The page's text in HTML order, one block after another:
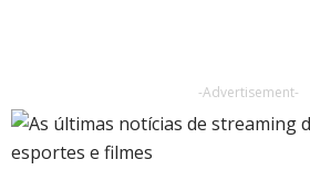
-Advertisement-